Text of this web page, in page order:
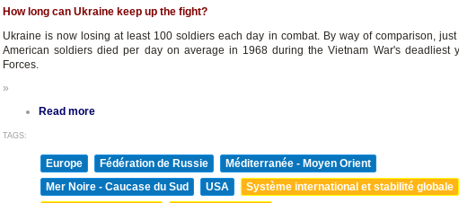
How long can Ukraine keep up the fight?
Ukraine is now losing at least 100 soldiers each day in combat. By way of comparison,
American soldiers died per day on average in 1968 during the Vietnam War's deadliest
Forces.
»
Read more
TAGS:
Europe Fédération de Russie
Méditerranée - Moyen Orient
Mer Noire - Caucase du Sud
USA
Système international et stabilité globale